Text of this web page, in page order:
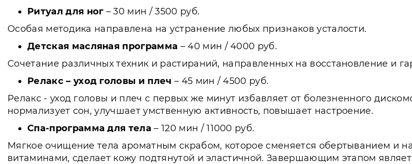
Ритуал для ног– 30 мин / 3500 руб.
Особая методика направлена на устранение любых признаков усталости.
Детская масляная программа – 40 мин / 4000 руб.
Сочетание различных техник и растираний, направленных на восстановление и
Релакс – уход головы и плеч – 45 мин / 4500 руб.
Релакс - уход головы и плеч с первых же минут избавляет от болезненного
нормализует сон, улучшает умственную активность, повышает настроение.
Спа-программа для тела – 120 мин / 11000 руб.
Мягкое очищение тела ароматным скрабом, которое сменяется обертыванием и
витаминами, сделает кожу подтянутой и эластичной. Завершающим этапом